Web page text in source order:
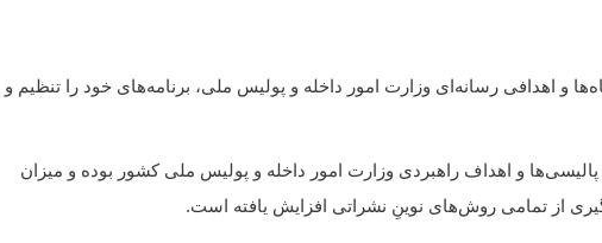
و اهدافی رسانه‌ای وزارت امور داخله و پولیس ملی، برنامه‌های خود را تنظیم و
و اهداف راهبردی وزارت امور داخله و پولیس ملی کشور بوده و میزان
گیری از تمامی روش‌های نوینِ نشراتی افزایش یافته است.